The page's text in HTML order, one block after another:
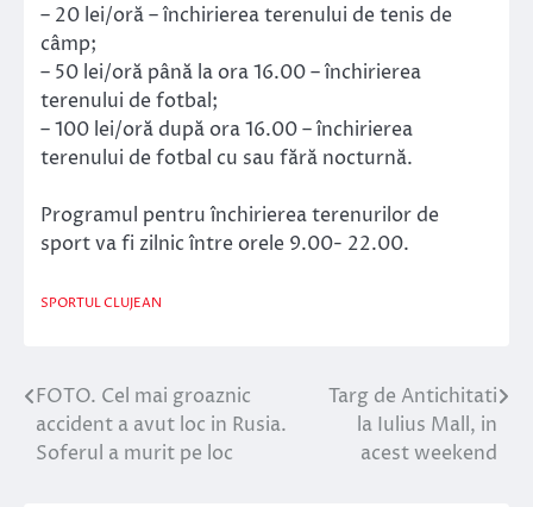
– 20 lei/oră – închirierea terenului de tenis de
câmp;
– 50 lei/oră până la ora 16.00 – închirierea
terenului de fotbal;
– 100 lei/oră după ora 16.00 – închirierea
terenului de fotbal cu sau fără nocturnă.
Programul pentru închirierea terenurilor de
sport va fi zilnic între orele 9.00- 22.00.
SPORTUL CLUJEAN
Navigare
în
FOTO. Cel mai groaznic
accident a avut loc in Rusia.
Soferul a murit pe loc
Targ de Antichitati
la Iulius Mall, in
acest weekend